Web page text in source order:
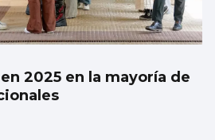
2025 en la mayoría de